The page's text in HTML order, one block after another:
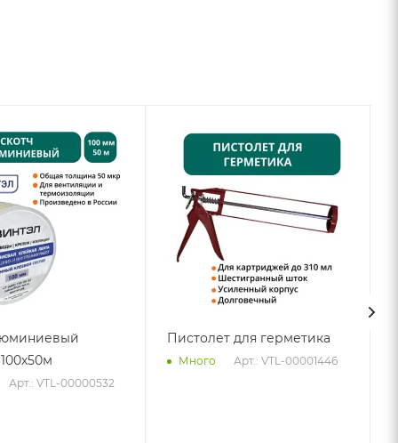
Арт.: VTL-00000532
Пистолет для герметика
Много Арт.: VTL-00001446